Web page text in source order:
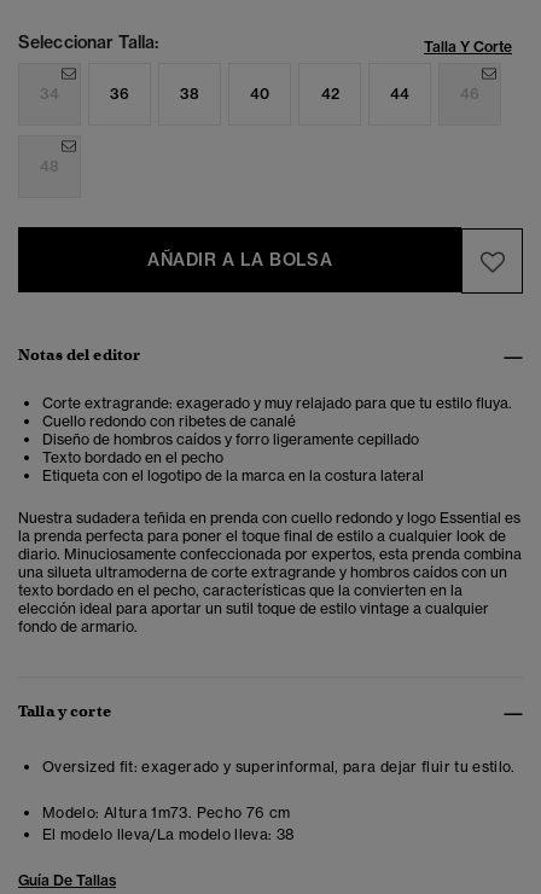
Seleccionar Talla: Talla Y Corte
34 36 38 40 42 44 46
48
AÑADIR A LA BOLSA
Notas del editor
Corte extragrande: exagerado y muy relajado para que tu estilo fluya.
Cuello redondo con ribetes de canalé
Diseño de hombros caídos y forro ligeramente cepillado
Texto bordado en el pecho
Etiqueta con el logotipo de la marca en la costura lateral
Nuestra sudadera teñida en prenda con cuello redondo y logo Essential es
la prenda perfecta para poner el toque final de estilo a cualquier look de
diario. Minuciosamente confeccionada por expertos, esta prenda combina
una silueta ultramoderna de corte extragrande y hombros caídos con un
texto bordado en el pecho, características que la convierten en la
elección ideal para aportar un sutil toque de estilo vintage a cualquier
fondo de armario.
Talla y corte
Oversized fit: exagerado y superinformal, para dejar fluir tu estilo.
Modelo: Altura 1m73. Pecho 76 cm
El modelo lleva/La modelo lleva: 38
Guía De Tallas